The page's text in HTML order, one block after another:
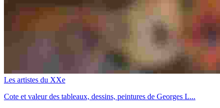
Les artistes du XXe
Cote et valeur des tableaux, dessins, peintures de Georges L...